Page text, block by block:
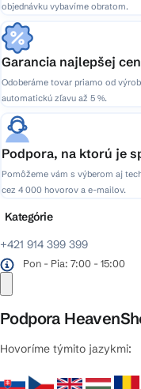
objednávku vybavíme obratom.
Garancia najlepšej
Odoberáme tovar priamo od
automatickú zľavu až 5 %.
Podpora, na ktorú je
Pomôžeme vám s výberom aj
cez 4 000 hovorov a e-mailov.
+421 914 399 399
Pon - Pia: 7:00 - 15:00
Podpora
Hovoríme týmito jazykmi:
Kategórie